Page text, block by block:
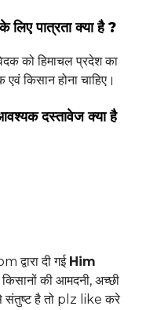
पात्रताक्या है ?
को हिमाचल प्रदेश का
किसान होना चाहिए।
दस्तावेजक्या है
द्वारा दी गई Him
की आमदनी, अच्छी
संतुष्ट है तो plz like करे